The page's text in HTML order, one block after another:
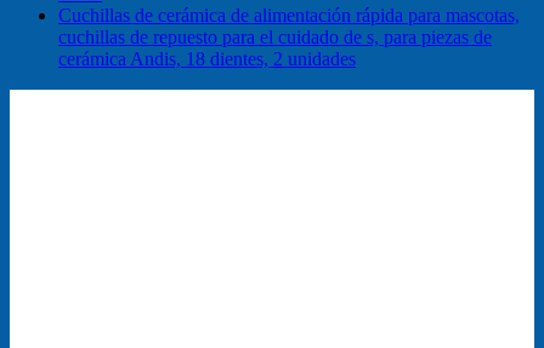
Cuchillas de cerámica de alimentación rápida para mascotas,
cuchillas de repuesto para el cuidado de s, para piezas de
cerámica Andis, 18 dientes, 2 unidades